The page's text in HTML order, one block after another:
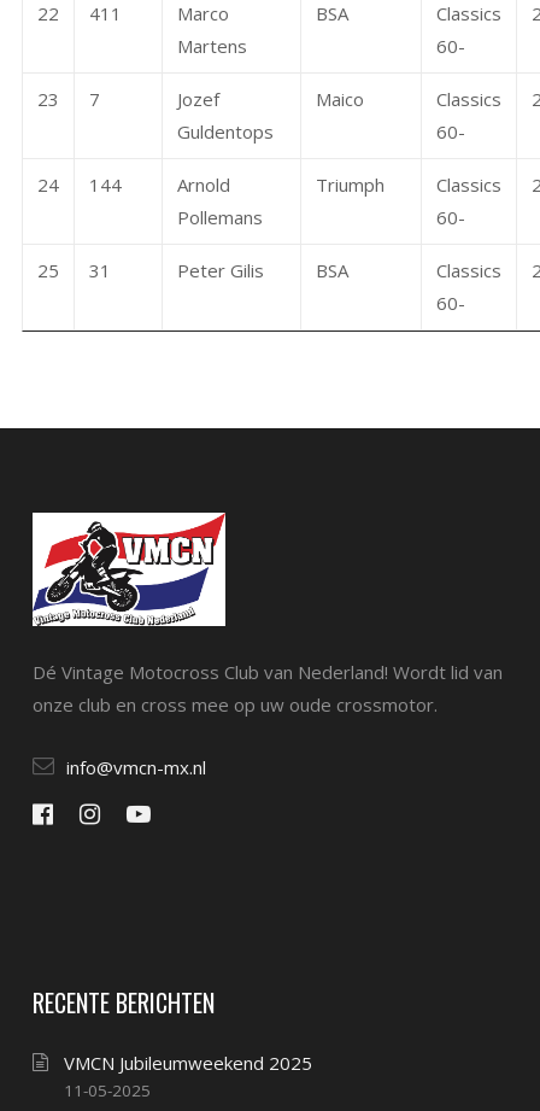
22 411
Marco
Martens
BSA
Classics
60-
23 7
Jozef
Guldentops
Maico
Classics
60-
24 144
Arnold
Pollemans
Triumph
Classics
60-
25 31 Peter Gilis BSA
Classics
60-
Dé Vintage Motocross Club van Nederland! Wordt lid van
onze club en cross mee op uw oude crossmotor.
info@vmcn-mx.nl
RECENTE BERICHTEN
VMCN Jubileumweekend 2025
11-05-2025